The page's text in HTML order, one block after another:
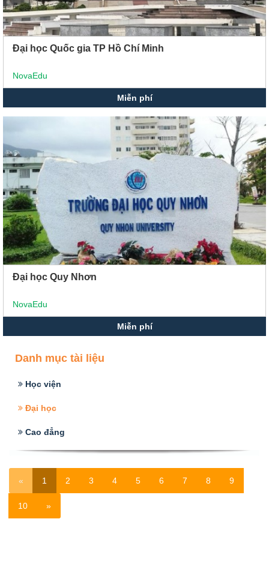
Đại học Quốc gia TP Hồ Chí Minh
NovaEdu
Miễn phí
Đại học Quy Nhơn
NovaEdu
Miễn phí
Danh mục tài liệu
Học viện
Đại học
Cao đẳng
« 1 2 3 4 5 6 7 8 9
10 »